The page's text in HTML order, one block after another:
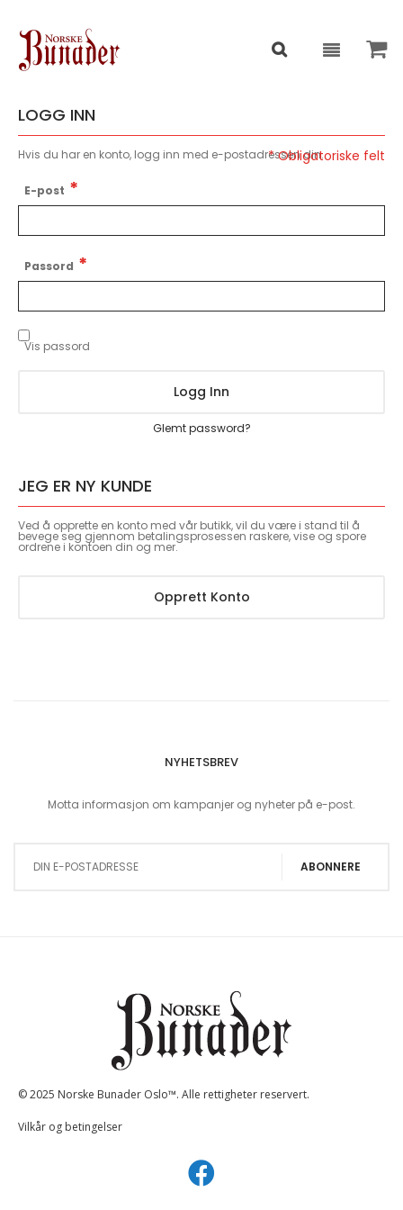
LOGG INN
Hvis du har en konto, logg inn med e-postadressen din.
E-post
Passord
Vis passord
Logg Inn
Glemt password?
JEG ER NY KUNDE
Ved å opprette en konto med vår butikk, vil du være i stand til å
bevege seg gjennom betalingsprosessen raskere, vise og spore
ordrene i kontoen din og mer.
Opprett Konto
NYHETSBREV
Motta informasjon om kampanjer og nyheter på e-post.
ABONNERE
© 2025 Norske Bunader Oslo™. Alle rettigheter reservert.
Vilkår og betingelser